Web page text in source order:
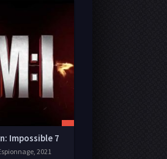
Impossible 7
2021